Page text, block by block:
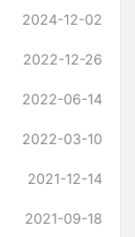
2024-12-02
2022-12-26
2022-06-14
2022-03-10
2021-12-14
2021-09-18